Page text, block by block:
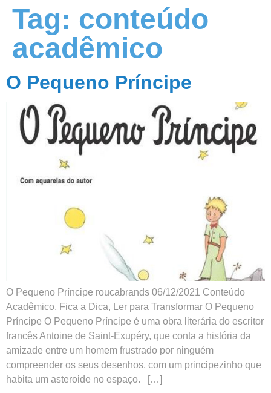
Tag: conteúdo
acadêmico
O Pequeno Príncipe
O Pequeno Príncipe roucabrands 06/12/2021 Conteúdo
Acadêmico, Fica a Dica, Ler para Transformar O Pequeno
Príncipe O Pequeno Príncipe é uma obra literária do escritor
francês Antoine de Saint-Exupéry, que conta a história da
amizade entre um homem frustrado por ninguém
compreender os seus desenhos, com um principezinho que
habita um asteroide no espaço. […]